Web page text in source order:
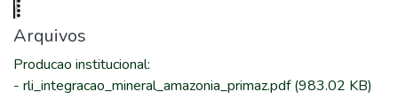
Arquivos
Producao institucional:
- rli_integracao_mineral_amazonia_primaz.pdf(983.02 KB)